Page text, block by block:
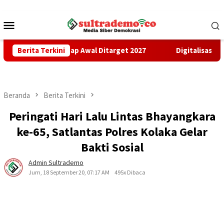
konten
Mobile
Berita Terkini
Tahap Awal Ditarget 2027 Digitalisasi
Beranda Berita Terkini
Peringati Hari Lalu Lintas Bhayangkara
ke-65, Satlantas Polres Kolaka Gelar
Bakti Sosial
Admin Sultrademo
Jum, 18 September 20, 07:17 AM 495x Dibaca